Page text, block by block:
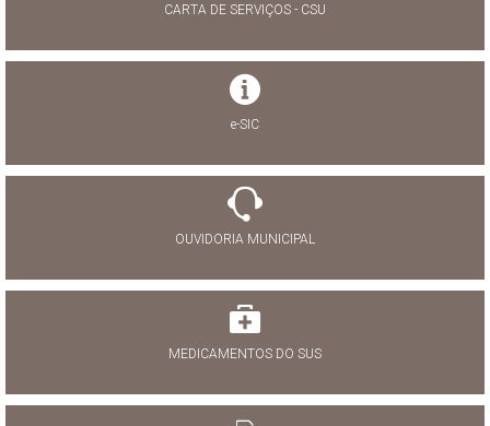
CARTA DE SERVIÇOS - CSU
e-SIC
OUVIDORIA MUNICIPAL
MEDICAMENTOS DO SUS